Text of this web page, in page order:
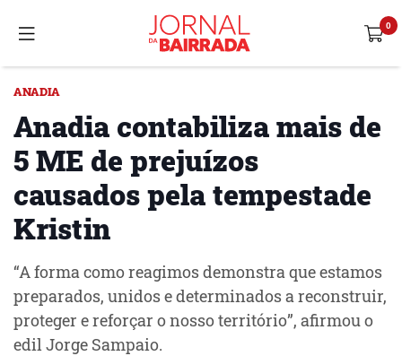
ANADIA
Anadia contabiliza mais de
5 ME de prejuízos
causados pela tempestade
Kristin
“A forma como reagimos demonstra que estamos
preparados, unidos e determinados a reconstruir,
proteger e reforçar o nosso território”, afirmou o
edil Jorge Sampaio.